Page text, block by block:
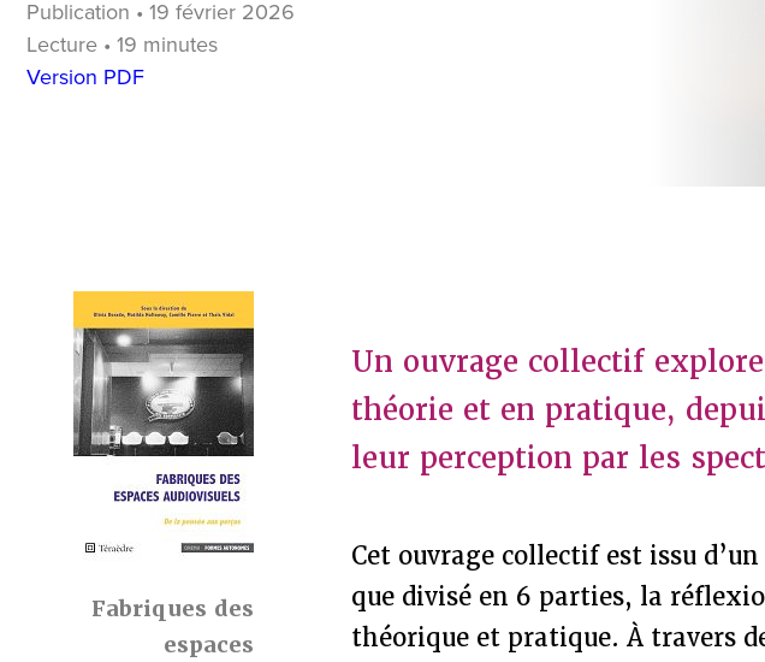
Publication • 19 février 2026
Lecture • 19 minutes
Version PDF
Fabriques des
espaces
Un ouvrage collectif
théorie et en pratique,
leur perception par les
Cet ouvrage collectif est issu
que divisé en 6 parties, la
théorique et pratique. À travers